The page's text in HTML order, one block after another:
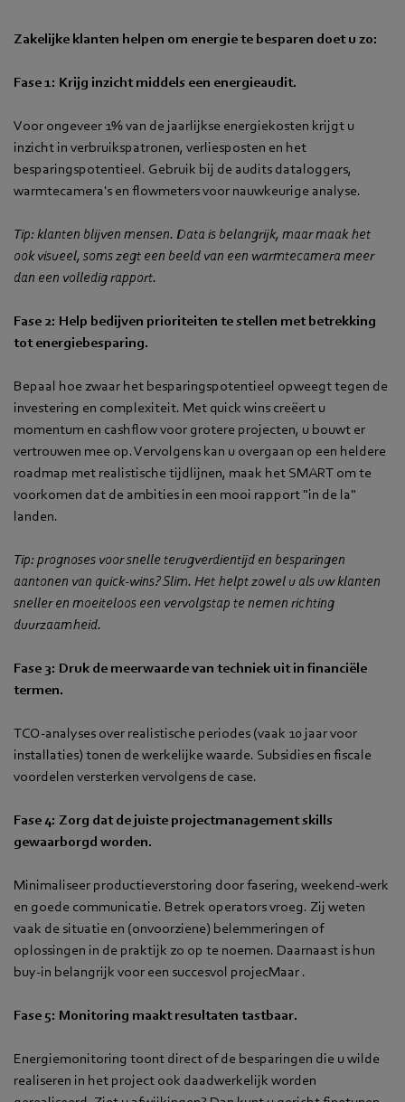
Zakelijke klanten helpen om energie te besparen doet u zo:
Fase 1: Krijg inzicht middels een energieaudit.
Voor ongeveer 1% van de jaarlijkse energiekosten krijgt u
inzicht in verbruikspatronen, verliesposten en het
besparingspotentieel. Gebruik bij de audits dataloggers,
warmtecamera's en flowmeters voor nauwkeurige analyse.
Tip: klanten blijven mensen. Data is belangrijk, maar maak het
ook visueel, soms zegt een beeld van een warmtecamera meer
dan een volledig rapport.
Fase 2: Help bedijven prioriteiten te stellen met betrekking
tot energiebesparing.
Bepaal hoe zwaar het besparingspotentieel opweegt tegen de
investering en complexiteit. Met quick wins creëert u
momentum en cashflow voor grotere projecten, u bouwt er
vertrouwen mee op. Vervolgens kan u overgaan op een heldere
roadmap met realistische tijdlijnen, maak het SMART om te
voorkomen dat de ambities in een mooi rapport "in de la"
landen.
Tip: prognoses voor snelle terugverdientijd en besparingen
aantonen van quick-wins? Slim. Het helpt zowel u als uw klanten
sneller en moeiteloos een vervolgstap te nemen richting
duurzaamheid.
Fase 3: Druk de meerwaarde van techniek uit in financiële
termen.
TCO-analyses over realistische periodes (vaak 10 jaar voor
installaties) tonen de werkelijke waarde. Subsidies en fiscale
voordelen versterken vervolgens de case.
Fase 4: Zorg dat de juiste projectmanagement skills
gewaarborgd worden.
Minimaliseer productieverstoring door fasering, weekend-werk
en goede communicatie. Betrek operators vroeg. Zij weten
vaak de situatie en (onvoorziene) belemmeringen of
oplossingen in de praktijk zo op te noemen. Daarnaast is hun
buy-in belangrijk voor een succesvol projecMaar .
Fase 5: Monitoring maakt resultaten tastbaar.
Energiemonitoring toont direct of de besparingen die u wilde
realiseren in het project ook daadwerkelijk worden